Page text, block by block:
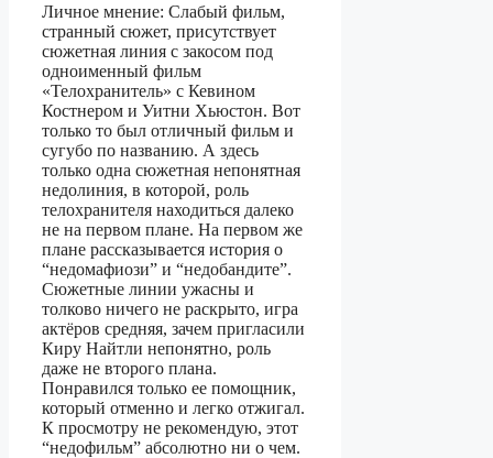
Личное мнение: Слабый фильм,
странный сюжет, присутствует
сюжетная линия с закосом под
одноименный фильм
«Телохранитель» с Кевином
Костнером и Уитни Хьюстон. Вот
только то был отличный фильм и
сугубо по названию. А здесь
только одна сюжетная непонятная
недолиния, в которой, роль
телохранителя находиться далеко
не на первом плане. На первом же
плане рассказывается история о
“недомафиози” и “недобандите”.
Сюжетные линии ужасны и
толково ничего не раскрыто, игра
актёров средняя, зачем пригласили
Киру Найтли непонятно, роль
даже не второго плана.
Понравился только ее помощник,
который отменно и легко отжигал.
К просмотру не рекомендую, этот
“недофильм” абсолютно ни о чем.